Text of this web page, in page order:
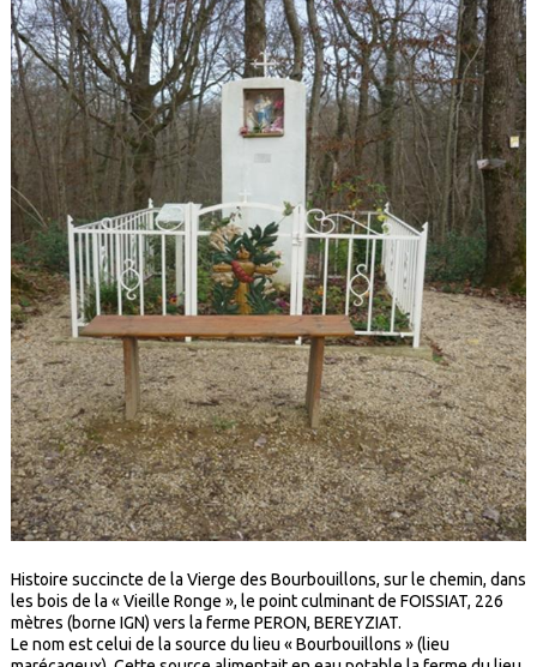
Histoire succincte de la Vierge des Bourbouillons, sur le chemin, dans
les bois de la « Vieille Ronge », le point culminant de FOISSIAT, 226
mètres (borne IGN) vers la ferme PERON, BEREYZIAT.
Le nom est celui de la source du lieu « Bourbouillons » (lieu